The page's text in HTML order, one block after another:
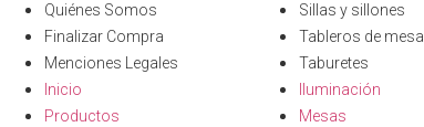
Quiénes Somos
Finalizar Compra
Menciones Legales
Inicio
Productos
Sillas y sillones
Tableros de mesa
Taburetes
Iluminación
Mesas